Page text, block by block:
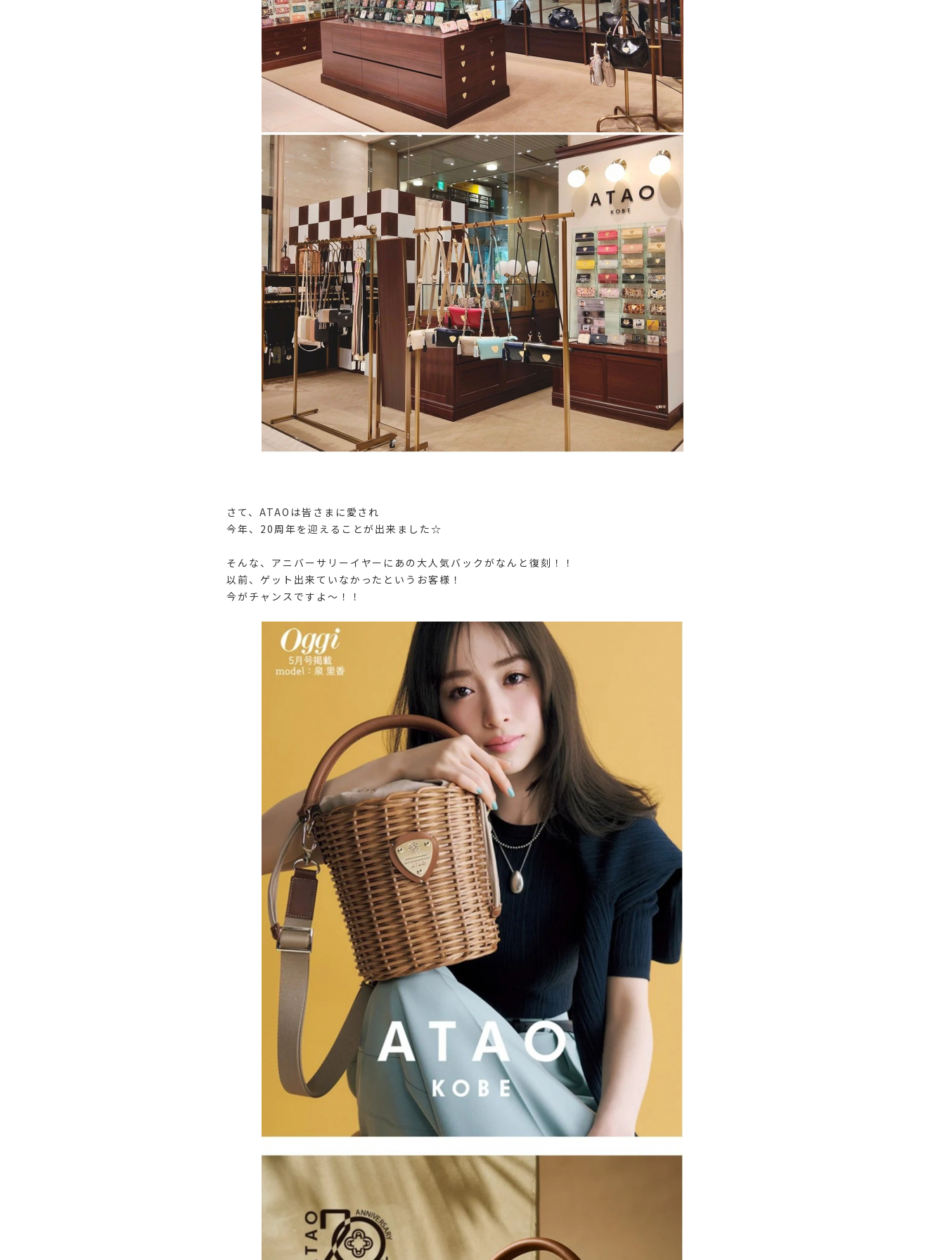
さて、ATAOは皆さまに愛され
今年、20周年を迎えることが出来ました☆
そんな、アニバーサリーイヤーにあの大人気バックがなんと復刻！！
以前、ゲット出来ていなかったというお客様！
今がチャンスですよ～！！